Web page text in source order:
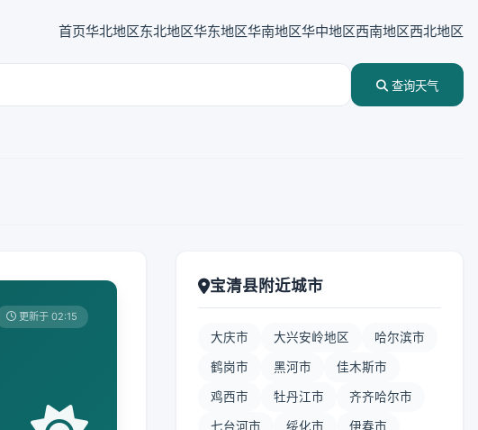
首页华北地区东北地区华东地区华南地区华中地区西南地区西北地区
查询天气
更新于 02:15
宝清县附近城市
大庆市 大兴安岭地区 哈尔滨市
鹤岗市 黑河市 佳木斯市
鸡西市 牡丹江市 齐齐哈尔市
七台河市 绥化市 伊春市